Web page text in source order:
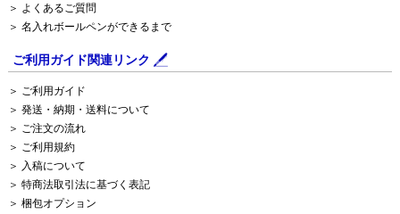
＞ よくあるご質問
＞ 名入れボールペンができるまで
ご利用ガイド関連リンク
＞ ご利用ガイド
＞ 発送・納期・送料について
＞ ご注文の流れ
＞ ご利用規約
＞ 入稿について
＞ 特商法取引法に基づく表記
＞ 梱包オプション